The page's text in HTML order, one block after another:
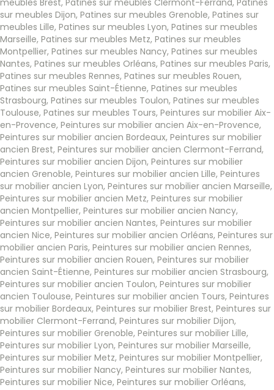
sur meubles Dijon, Patines sur meubles Grenoble, Patines sur
meubles Lille, Patines sur meubles Lyon, Patines sur meubles
Marseille, Patines sur meubles Metz, Patines sur meubles
Montpellier, Patines sur meubles Nancy, Patines sur meubles
Nantes, Patines sur meubles Orléans, Patines sur meubles Paris,
Patines sur meubles Rennes, Patines sur meubles Rouen,
Patines sur meubles Saint-Étienne, Patines sur meubles
Strasbourg, Patines sur meubles Toulon, Patines sur meubles
Toulouse, Patines sur meubles Tours, Peintures sur mobilier Aix-
en-Provence, Peintures sur mobilier ancien Aix-en-Provence,
Peintures sur mobilier ancien Bordeaux, Peintures sur mobilier
ancien Brest, Peintures sur mobilier ancien Clermont-Ferrand,
Peintures sur mobilier ancien Dijon, Peintures sur mobilier
ancien Grenoble, Peintures sur mobilier ancien Lille, Peintures
sur mobilier ancien Lyon, Peintures sur mobilier ancien Marseille,
Peintures sur mobilier ancien Metz, Peintures sur mobilier
ancien Montpellier, Peintures sur mobilier ancien Nancy,
Peintures sur mobilier ancien Nantes, Peintures sur mobilier
ancien Nice, Peintures sur mobilier ancien Orléans, Peintures sur
mobilier ancien Paris, Peintures sur mobilier ancien Rennes,
Peintures sur mobilier ancien Rouen, Peintures sur mobilier
ancien Saint-Étienne, Peintures sur mobilier ancien Strasbourg,
Peintures sur mobilier ancien Toulon, Peintures sur mobilier
ancien Toulouse, Peintures sur mobilier ancien Tours, Peintures
sur mobilier Bordeaux, Peintures sur mobilier Brest, Peintures sur
mobilier Clermont-Ferrand, Peintures sur mobilier Dijon,
Peintures sur mobilier Grenoble, Peintures sur mobilier Lille,
Peintures sur mobilier Lyon, Peintures sur mobilier Marseille,
Peintures sur mobilier Metz, Peintures sur mobilier Montpellier,
Peintures sur mobilier Nancy, Peintures sur mobilier Nantes,
Peintures sur mobilier Nice, Peintures sur mobilier Orléans,